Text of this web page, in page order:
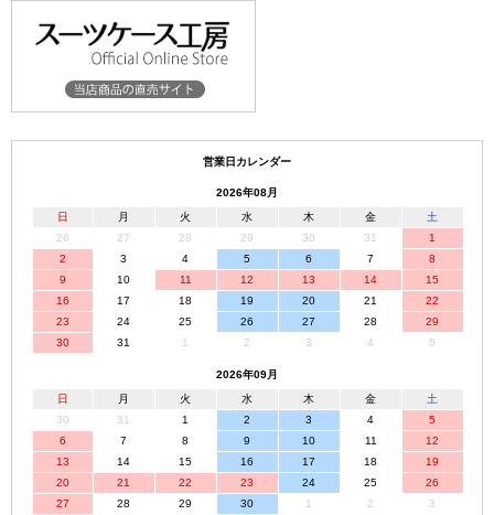
営業日カレンダー
2026年08月
日
月 火 水 木 金
土
26
27 28 29 30 31
1
2
3 4 5 6 7
8
9
10 11 12 13 14
15
16
17 18 19 20 21
22
23
24 25 26 27 28
29
30
31 1 2 3 4 5
2026年09月
日
月 火 水 木 金
土
30
31 1 2 3 4
5
6
7 8 9 10 11
12
13
14 15 16 17 18
19
20
21 22 23 24 25
26
27
28 29 30 1 2 3